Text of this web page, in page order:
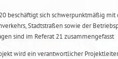
beschäftigt sich schwerpunktmäßig
Stadtstraßen sowie der
sind im Referat 21 zusammengefasst
wird ein verantwortlicher